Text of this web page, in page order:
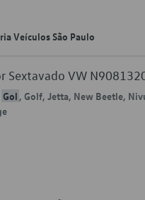
Veículos São Paulo
Sextavado VW
Gol , Golf, Jetta, New Beetle,